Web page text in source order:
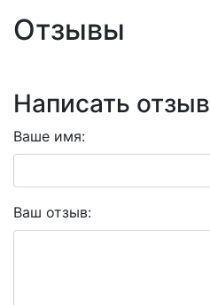
Отзывы
Написать отзыв
Ваше имя:
Ваш отзыв: